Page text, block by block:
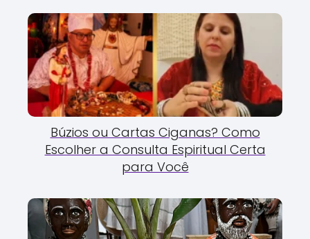
Búzios ou Cartas Ciganas? Como
Escolher a Consulta Espiritual Certa
para Você